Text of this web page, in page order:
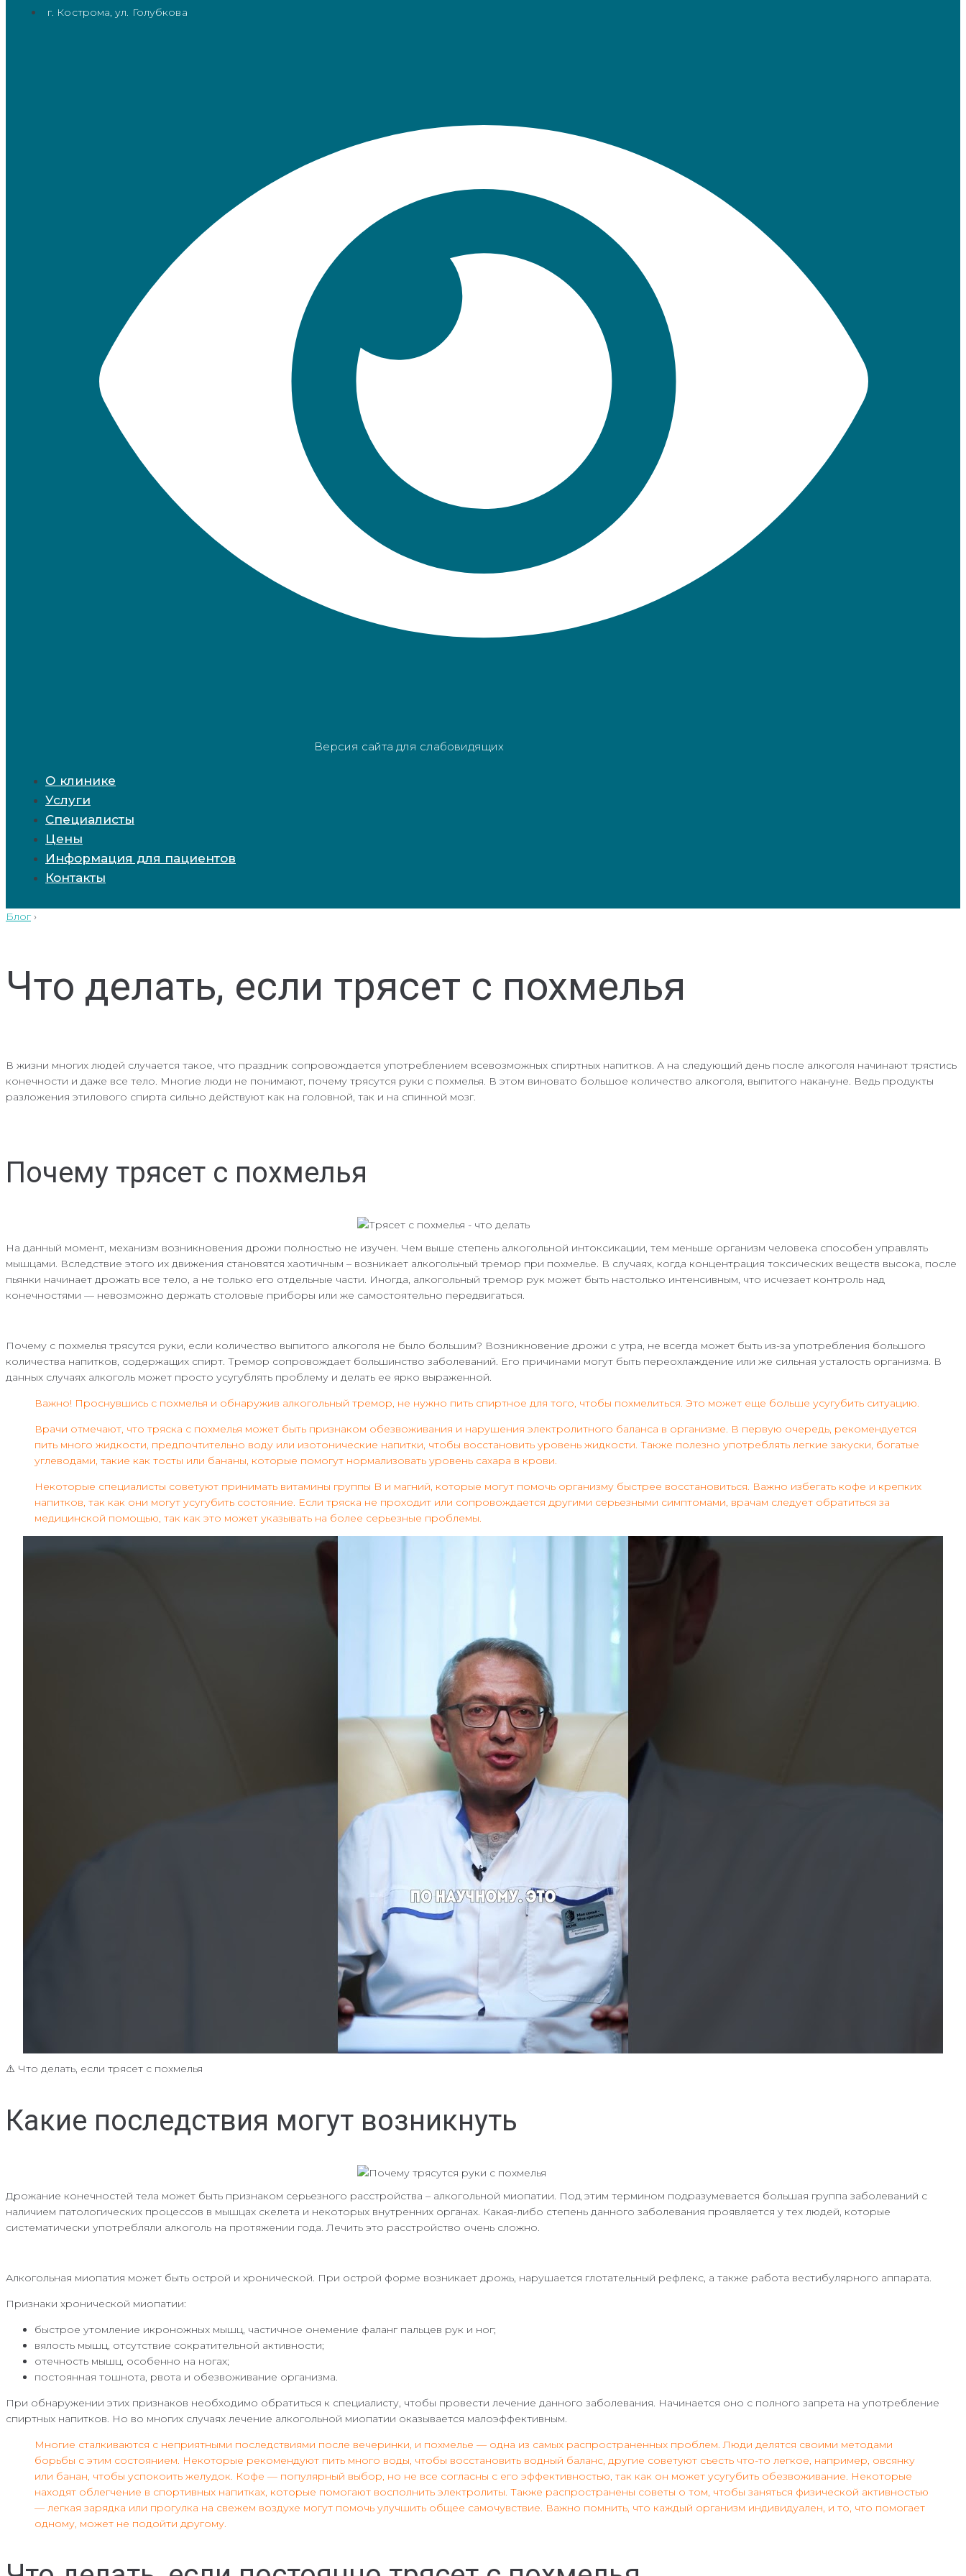
г. Кострома, ул. Голубкова
Версия сайта для слабовидящих
О клинике
Услуги
Специалисты
Цены
Информация для пациентов
Контакты
Блог ›
Что делать, если трясет с похмелья
В жизни многих людей случается такое, что праздник сопровождается употреблением всевозможных спиртных напитков. А на следующий день после алкоголя начинают трястись
конечности и даже все тело. Многие люди не понимают, почему трясутся руки с похмелья. В этом виновато большое количество алкоголя, выпитого накануне. Ведь продукты
разложения этилового спирта сильно действуют как на головной, так и на спинной мозг.
Почему трясет с похмелья
На данный момент, механизм возникновения дрожи полностью не изучен. Чем выше степень алкогольной интоксикации, тем меньше организм человека способен управлять
мышцами. Вследствие этого их движения становятся хаотичным – возникает алкогольный тремор при похмелье. В случаях, когда концентрация токсических веществ высока, после
пьянки начинает дрожать все тело, а не только его отдельные части. Иногда, алкогольный тремор рук может быть настолько интенсивным, что исчезает контроль над
конечностями — невозможно держать столовые приборы или же самостоятельно передвигаться.
Почему с похмелья трясутся руки, если количество выпитого алкоголя не было большим? Возникновение дрожи с утра, не всегда может быть из-за употребления большого
количества напитков, содержащих спирт. Тремор сопровождает большинство заболеваний. Его причинами могут быть переохлаждение или же сильная усталость организма. В
данных случаях алкоголь может просто усугублять проблему и делать ее ярко выраженной.
Важно! Проснувшись с похмелья и обнаружив алкогольный тремор, не нужно пить спиртное для того, чтобы похмелиться. Это может еще больше усугубить ситуацию.
Врачи отмечают, что тряска с похмелья может быть признаком обезвоживания и нарушения электролитного баланса в организме. В первую очередь, рекомендуется
пить много жидкости, предпочтительно воду или изотонические напитки, чтобы восстановить уровень жидкости. Также полезно употреблять легкие закуски, богатые
углеводами, такие как тосты или бананы, которые помогут нормализовать уровень сахара в крови.
Некоторые специалисты советуют принимать витамины группы B и магний, которые могут помочь организму быстрее восстановиться. Важно избегать кофе и крепких
напитков, так как они могут усугубить состояние. Если тряска не проходит или сопровождается другими серьезными симптомами, врачам следует обратиться за
медицинской помощью, так как это может указывать на более серьезные проблемы.
⚠️ Что делать, если трясет с похмелья
Какие последствия могут возникнуть
Дрожание конечностей тела может быть признаком серьезного расстройства – алкогольной миопатии. Под этим термином подразумевается большая группа заболеваний с
наличием патологических процессов в мышцах скелета и некоторых внутренних органах. Какая-либо степень данного заболевания проявляется у тех людей, которые
систематически употребляли алкоголь на протяжении года. Лечить это расстройство очень сложно.
Алкогольная миопатия может быть острой и хронической. При острой форме возникает дрожь, нарушается глотательный рефлекс, а также работа вестибулярного аппарата.
Признаки хронической миопатии:
быстрое утомление икроножных мышц, частичное онемение фаланг пальцев рук и ног;
вялость мышц, отсутствие сократительной активности;
отечность мышц, особенно на ногах;
постоянная тошнота, рвота и обезвоживание организма.
При обнаружении этих признаков необходимо обратиться к специалисту, чтобы провести лечение данного заболевания. Начинается оно с полного запрета на употребление
спиртных напитков. Но во многих случаях лечение алкогольной миопатии оказывается малоэффективным.
Многие сталкиваются с неприятными последствиями после вечеринки, и похмелье — одна из самых распространенных проблем. Люди делятся своими методами
борьбы с этим состоянием. Некоторые рекомендуют пить много воды, чтобы восстановить водный баланс, другие советуют съесть что-то легкое, например, овсянку
или банан, чтобы успокоить желудок. Кофе — популярный выбор, но не все согласны с его эффективностью, так как он может усугубить обезвоживание. Некоторые
находят облегчение в спортивных напитках, которые помогают восполнить электролиты. Также распространены советы о том, чтобы заняться физической активностью
— легкая зарядка или прогулка на свежем воздухе могут помочь улучшить общее самочувствие. Важно помнить, что каждый организм индивидуален, и то, что помогает
одному, может не подойти другому.